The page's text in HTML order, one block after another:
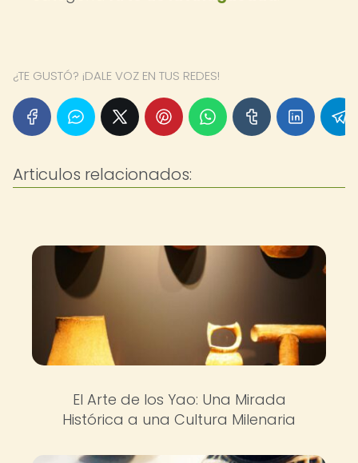
¿TE GUSTÓ? ¡DALE VOZ EN TUS REDES!
Articulos relacionados:
El Arte de los Yao: Una Mirada
Histórica a una Cultura Milenaria